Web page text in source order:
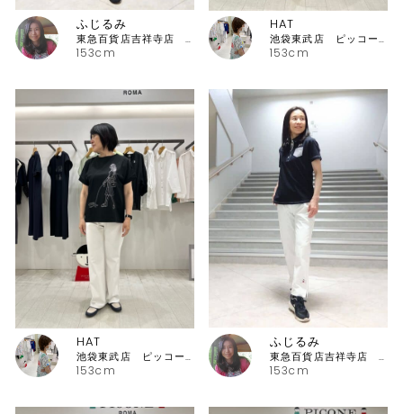
153cm
ふじるみ
東急百貨店吉祥寺店 ピッコーネ
153cm
HAT
池袋東武店 ピッコーネ・ピッコーネクラブ
153cm
HAT
池袋東武店 ピッコーネ・ピッコーネクラブ
153cm
ふじるみ
東急百貨店吉祥寺店 ピッコーネ